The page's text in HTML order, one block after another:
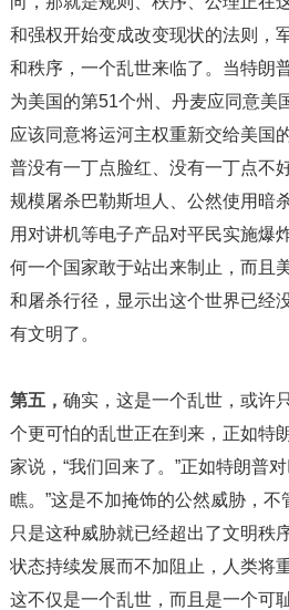
和强权开始变成改变现状的法则，
和秩序，一个乱世来临了。当特朗
为美国的第51个州、丹麦应同意美
应该同意将运河主权重新交给美国
普没有一丁点脸红、没有一丁点不
规模屠杀巴勒斯坦人、公然使用暗
用对讲机等电子产品对平民实施爆
何一个国家敢于站出来制止，而且
和屠杀行径，显示出这个世界已经
有文明了。
第五， 确实，这是一个乱世，或许
个更可怕的乱世正在到来，正如特
家说，“我们回来了。”正如特朗普
瞧。”这是不加掩饰的公然威胁，
只是这种威胁就已经超出了文明秩
状态持续发展而不加阻止，人类将
这不仅是一个乱世，而且是一个可